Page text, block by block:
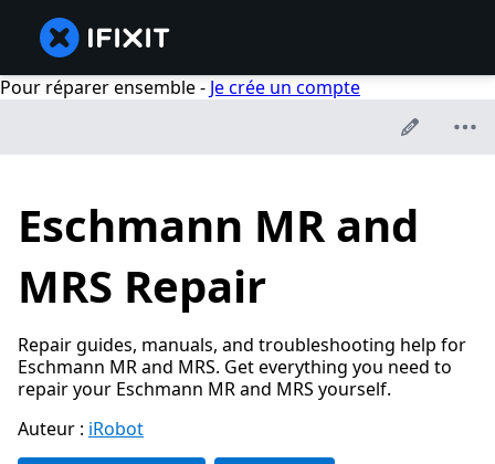
Pour réparer ensemble - Je crée un compte
Eschmann MR and
MRS Repair
Repair guides, manuals, and troubleshooting help for
Eschmann MR and MRS. Get everything you need to
repair your Eschmann MR and MRS yourself.
Auteur : iRobot